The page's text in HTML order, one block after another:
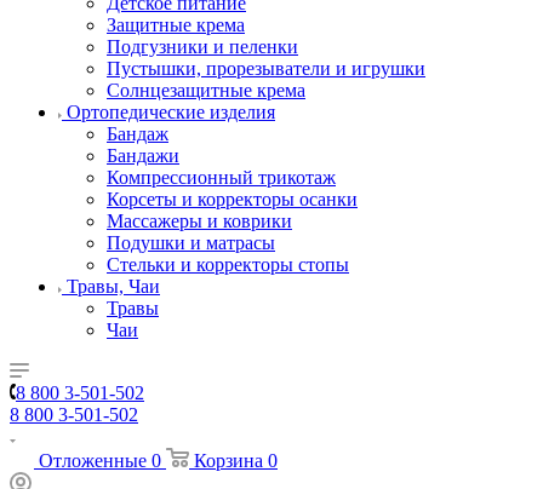
Защитные крема
Подгузники и пеленки
Пустышки, прорезыватели и игрушки
Солнцезащитные крема
Ортопедические изделия
Бандаж
Бандажи
Компрессионный трикотаж
Корсеты и корректоры осанки
Массажеры и коврики
Подушки и матрасы
Стельки и корректоры стопы
Травы, Чаи
Травы
Чаи
8 800 3-501-502
8 800 3-501-502
Отложенные 0 Корзина 0